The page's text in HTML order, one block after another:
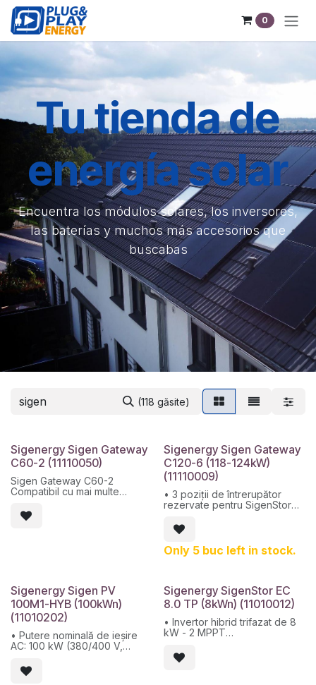
Sari la conținut
0
Tu tienda de
energía solar
Encuentra los módulos solares, los inversores,
las baterías y muchos más accesorios que
buscabas
(118 găsite)
Sigenergy Sigen Gateway
C60-2 (11110050)
Sigen Gateway C60-2
Compatibil cu mai multe
sisteme de microrețea.
Comutare automată fără
Suporta conectarea la
generatorul diesel cu control
inteligent.
Monitorizare în timp real a
curentului cu protecție anti-
invers de 350 ms.
Sigenergy Sigen Gateway
C120-6 (118-124kW)
(11110009)
• 3 poziții de întrerupător
rezervate pentru SigenStor
• 0 ms comutare la modul de
rezervă, consum de energie
fără griji
• 350 ms de protecție inversă
• Alimentare neîntreruptă prin
PV+ESS/grid/generator
Only 5 buc left in stock.
Sigenergy Sigen PV
100M1-HYB (100kWn)
(11010202)
• Putere nominală de ieșire
AC: 100 kW (380/400 V,
• Număr de MPPT: 8 intrări
independente
Sigenergy SigenStor EC
8.0 TP (8kWn) (11010012)
• Invertor hibrid trifazat de 8
kW - 2 MPPT
1100V
• Max. Tensiune nominală de